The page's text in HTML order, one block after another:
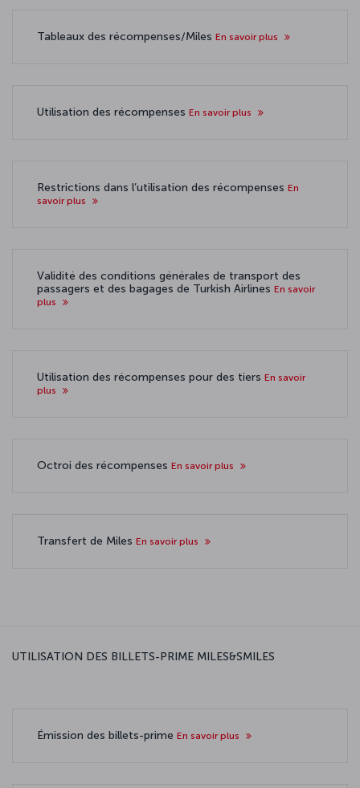
Tableaux des récompenses/Miles En savoir plus
Utilisation des récompenses En savoir plus
Restrictions dans l’utilisation des récompenses En
savoir plus
Validité des conditions générales de transport des
passagers et des bagages de Turkish Airlines En savoir
plus
Utilisation des récompenses pour des tiers En savoir
plus
Octroi des récompenses En savoir plus
Transfert de Miles En savoir plus
UTILISATION DES BILLETS-PRIME MILES&SMILES
Émission des billets-prime En savoir plus